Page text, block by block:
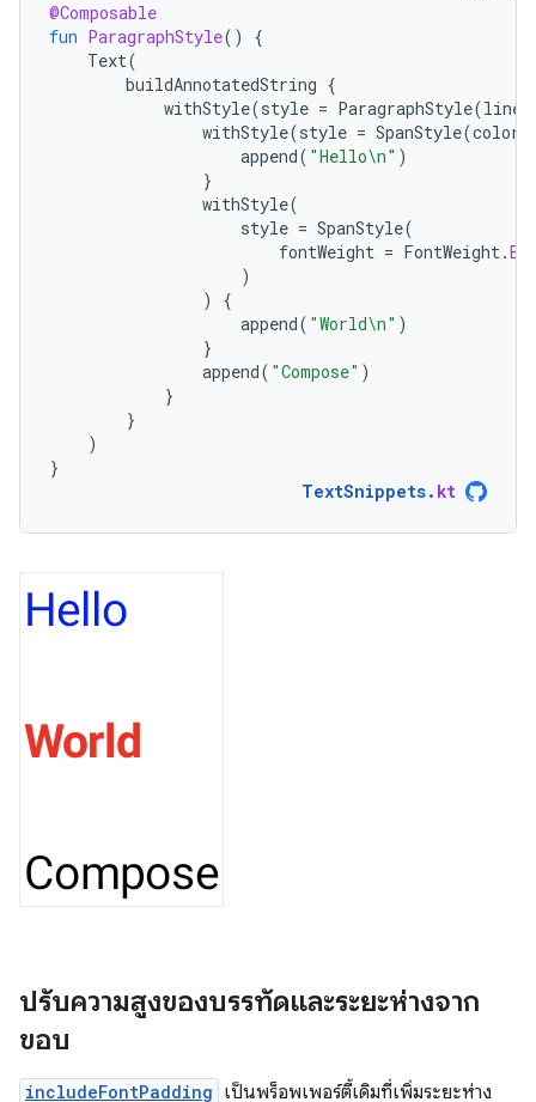
@Composable
fun ParagraphStyle()
{
Text(
buildAnnotatedString {
withStyle(style = ParagraphStyle(
withStyle(style = SpanStyle(color
append( "Hello\n" )
}
withStyle(
style = SpanStyle(
fontWeight = FontWeight.
)
)
{
append( "World\n" )
}
append( "Compose" )
}
}
)
}
TextSnippets. kt
ปรับความสูงของบรรทัดและระยะห่างจาก
ขอบ
includeFontPadding เป็นพร็อพเพอร์ตี้เดิมที่เพิ่มระยะห่าง